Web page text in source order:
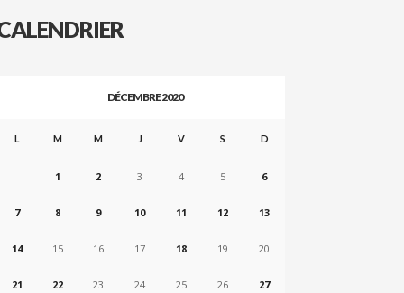
DÉCEMBRE 2020
L M M J V S D
1 2 3 4 5 6
7 8 9 10 11 12 13
14 15 16 17 18 19 20
21 22 23 24 25 26 27